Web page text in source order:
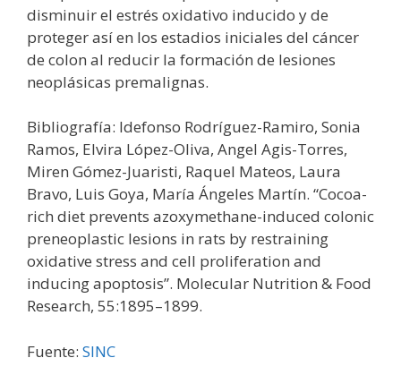
disminuir el estrés oxidativo inducido y de
proteger así en los estadios iniciales del cáncer
de colon al reducir la formación de lesiones
neoplásicas premalignas.
Bibliografía: ldefonso Rodríguez-Ramiro, Sonia
Ramos, Elvira López-Oliva, Angel Agis-Torres,
Miren Gómez-Juaristi, Raquel Mateos, Laura
Bravo, Luis Goya, María Ángeles Martín. “Cocoa-
rich diet prevents azoxymethane-induced colonic
preneoplastic lesions in rats by restraining
oxidative stress and cell proliferation and
inducing apoptosis”. Molecular Nutrition & Food
Research, 55:1895–1899.
Fuente: SINC